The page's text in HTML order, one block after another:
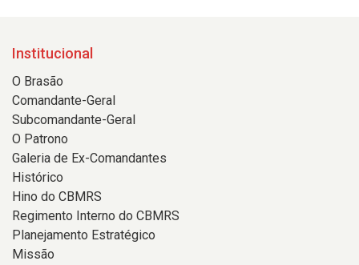
Institucional
O Brasão
Comandante-Geral
Subcomandante-Geral
O Patrono
Galeria de Ex-Comandantes
Histórico
Hino do CBMRS
Regimento Interno do CBMRS
Planejamento Estratégico
Missão